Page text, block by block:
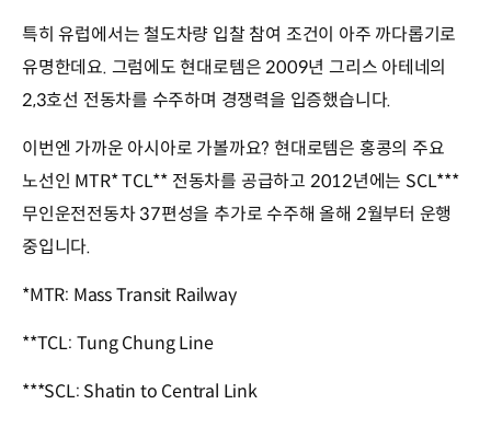
특히 유럽에서는 철도차량 입찰 참여 조건이 아주 까다롭기로
유명한데요. 그럼에도 현대로템은 2009년 그리스 아테네의
2,3호선 전동차를 수주하며 경쟁력을 입증했습니다.
이번엔 가까운 아시아로 가볼까요? 현대로템은 홍콩의 주요
노선인 MTR* TCL** 전동차를 공급하고 2012년에는 SCL***
무인운전전동차 37편성을 추가로 수주해 올해 2월부터 운행
중입니다.
*MTR: Mass Transit Railway
**TCL: Tung Chung Line
***SCL: Shatin to Central Link